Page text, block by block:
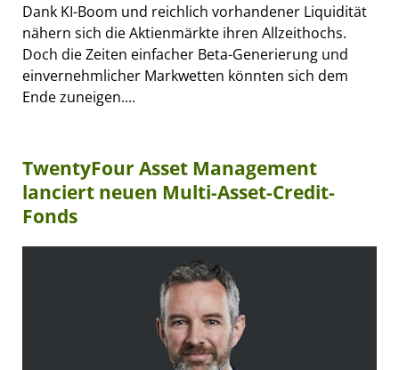
Dank KI-Boom und reichlich vorhandener Liquidität
nähern sich die Aktienmärkte ihren Allzeithochs.
Doch die Zeiten einfacher Beta-Generierung und
einvernehmlicher Markwetten könnten sich dem
Ende zuneigen....
TwentyFour Asset Management
lanciert neuen Multi-Asset-Credit-
Fonds